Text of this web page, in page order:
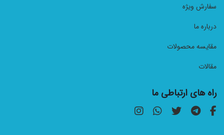
سفارش ویژه
درباره ما
مقایسه محصولات
مقالات
راه های ارتباطی ما